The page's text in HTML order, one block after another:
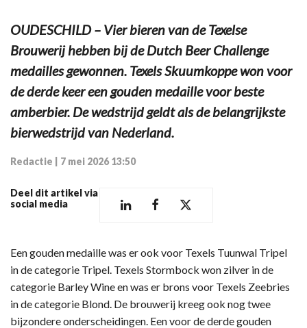
OUDESCHILD – Vier bieren van de Texelse
Brouwerij hebben bij de Dutch Beer Challenge
medailles gewonnen. Texels Skuumkoppe won voor
de derde keer een gouden medaille voor beste
amberbier. De wedstrijd geldt als de belangrijkste
bierwedstrijd van Nederland.
Redactie 7 mei 2026 13:50
Deel dit artikel via
social media
Een gouden medaille was er ook voor Texels Tuunwal Tripel
in de categorie Tripel. Texels Stormbock won zilver in de
categorie Barley Wine en was er brons voor Texels Zeebries
in de categorie Blond. De brouwerij kreeg ook nog twee
bijzondere onderscheidingen. Een voor de derde gouden